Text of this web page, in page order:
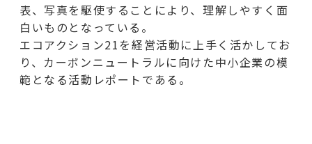
表、写真を駆使することにより、理解しやすく面
白いものとなっている。
エコアクション21を経営活動に上手く活かしてお
り、カーボンニュートラルに向けた中小企業の模
範となる活動レポートである。